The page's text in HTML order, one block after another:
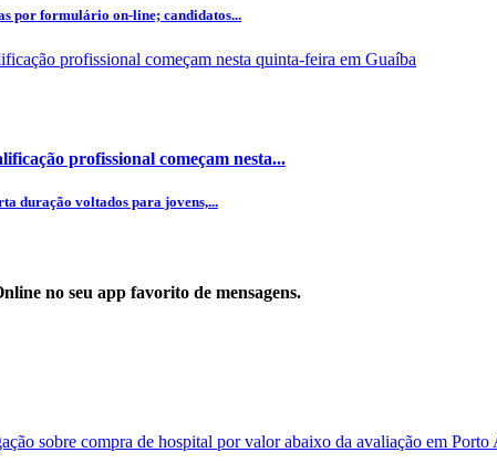
por formulário on-line; candidatos...
profissional começam nesta...
duração voltados para jovens,...
no seu app favorito de mensagens.